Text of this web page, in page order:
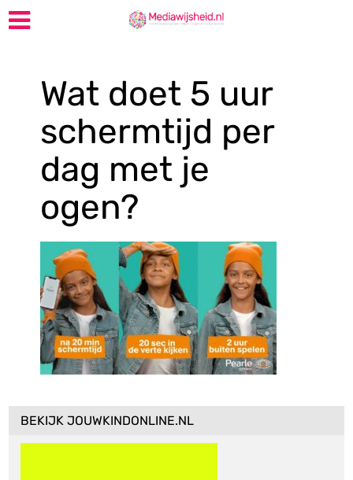
Wat doet 5 uur
schermtijd per
dag met je
ogen?
BEKIJK JOUWKINDONLINE.NL